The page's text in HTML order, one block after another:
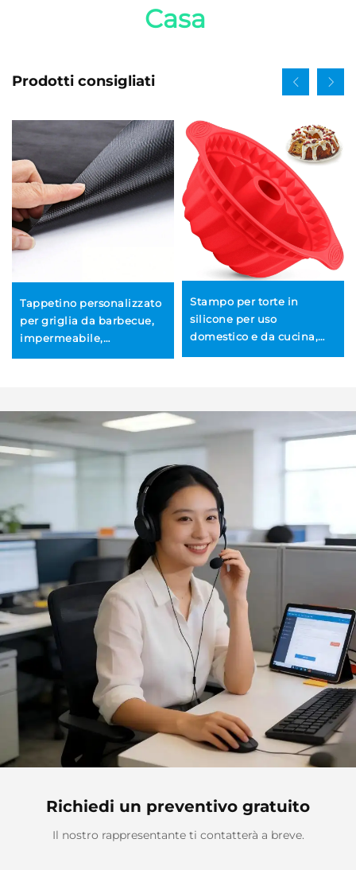
Casa
Prodotti consigliati
Tappetino personalizzato
per griglia da barbecue,
impermeabile,
Stampo per torte in
silicone per uso
domestico e da cucina,
scanalature, per budini e
gelatine, stampi per
per torte
Richiedi un preventivo gratuito
Il nostro rappresentante ti contatterà a breve.